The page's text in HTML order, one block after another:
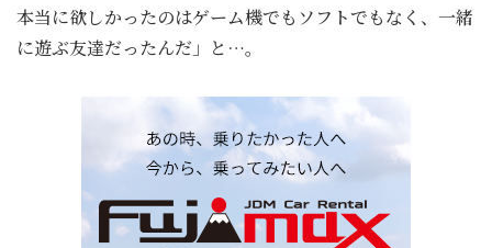
本当に欲しかったのはゲーム機でもソフトでもなく、一緒
に遊ぶ友達だったんだ」と…。